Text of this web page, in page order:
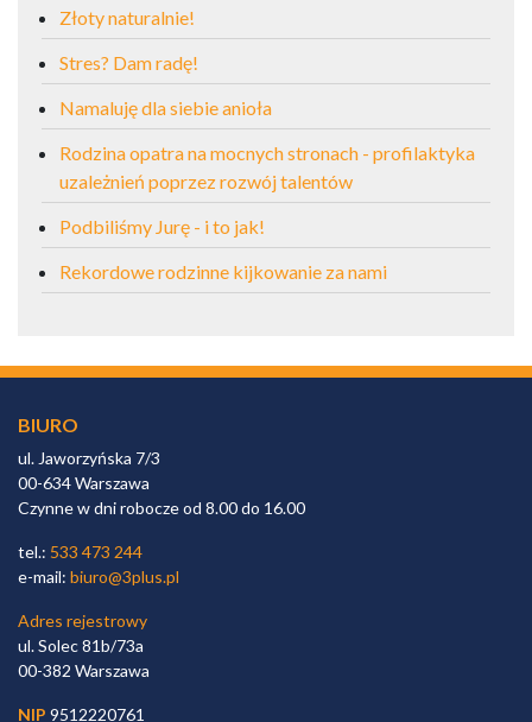
Złoty naturalnie!
Stres? Dam radę!
Namaluję dla siebie anioła
Rodzina opatra na mocnych stronach - profilaktyka
uzależnień poprzez rozwój talentów
Podbiliśmy Jurę - i to jak!
Rekordowe rodzinne kijkowanie za nami
BIURO
ul. Jaworzyńska 7/3
00-634 Warszawa
Czynne w dni robocze od 8.00 do 16.00
tel.: 533 473 244
e-mail: biuro@3plus.pl
Adres rejestrowy
ul. Solec 81b/73a
00-382 Warszawa
NIP 9512220761